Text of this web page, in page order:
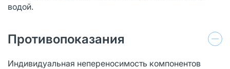
водой.
Противопоказания
Индивидуальная непереносимость компонентов